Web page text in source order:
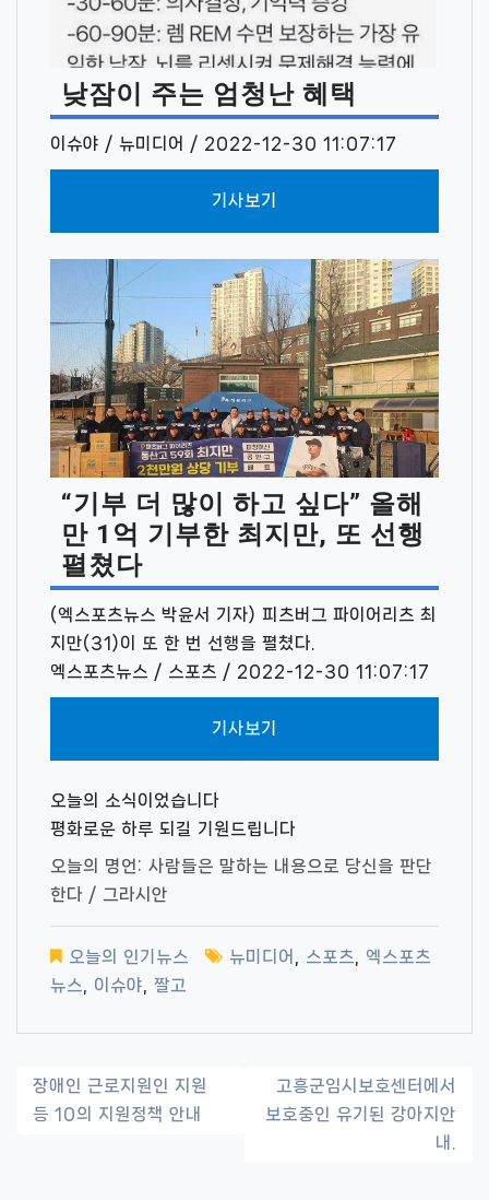
낮잠이 주는 엄청난 혜택
이슈야 / 뉴미디어 / 2022-12-30 11:07:17
기사보기
“기부 더 많이 하고 싶다” 올해
만 1억 기부한 최지만, 또 선행
펼쳤다
(엑스포츠뉴스 박윤서 기자) 피츠버그 파이어리츠 최
지만(31)이 또 한 번 선행을 펼쳤다.
엑스포츠뉴스 / 스포츠 / 2022-12-30 11:07:17
기사보기
오늘의 소식이었습니다
평화로운 하루 되길 기원드립니다
오늘의 명언: 사람들은 말하는 내용으로 당신을 판단
한다 / 그라시안
오늘의 인기뉴스 뉴미디어 스포츠
엑스포츠
뉴스
이슈야 짤고
글
내
장애인 근로지원인 지원
등 10의 지원정책 안내
고흥군임시보호센터에서
보호중인 유기된 강아지안
내.